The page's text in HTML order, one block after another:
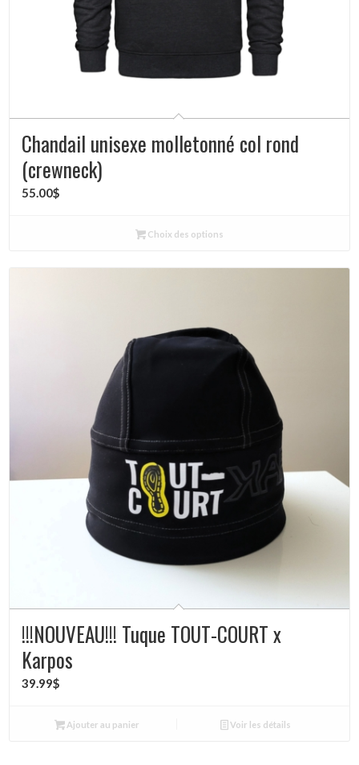
Chandail unisexe molletonné col rond
(crewneck)
55.00$
Choix des options
!!!NOUVEAU!!! Tuque TOUT-COURT x
Karpos
39.99$
Ajouter au panier Voir les détails